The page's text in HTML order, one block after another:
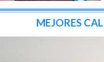
MEJORES